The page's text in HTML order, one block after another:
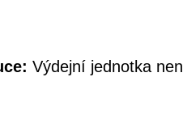
Výdejní jednotka